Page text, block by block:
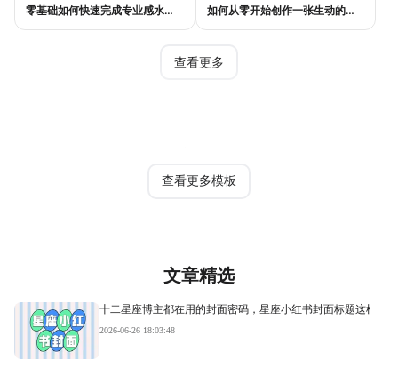
零基础如何快速完成专业感水果插画设计？ 如何从零开始创作一张生动的运动插画？
查看更多
查看更多模板
文章精选
十二星座博主都在用的封面密码，星座小红书封面标题这样写
2026-06-26 18:03:48